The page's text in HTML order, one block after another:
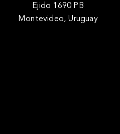
Ejido 1690 PB
Montevideo, Uruguay